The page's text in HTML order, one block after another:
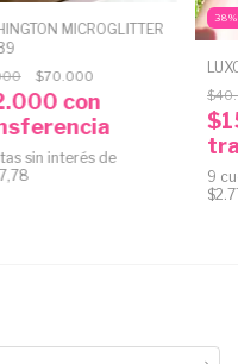
MICROGLITTER
$70.000
con
sin interés de
38
9